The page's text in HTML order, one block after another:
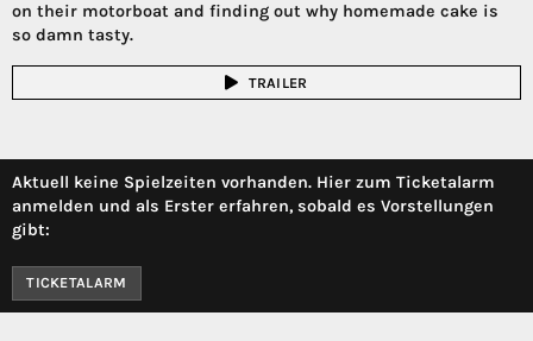
on their motorboat and finding out why homemade cake is
so damn tasty.
TRAILER
Aktuell keine Spielzeiten vorhanden. Hier zum Ticketalarm
anmelden und als Erster erfahren, sobald es Vorstellungen
gibt:
TICKETALARM